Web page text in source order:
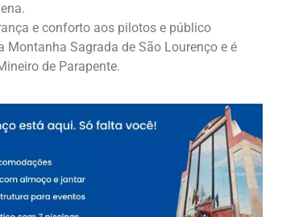
e conforto aos pilotos e público
Montanha Sagrada de São Lourenço e é
de Parapente.